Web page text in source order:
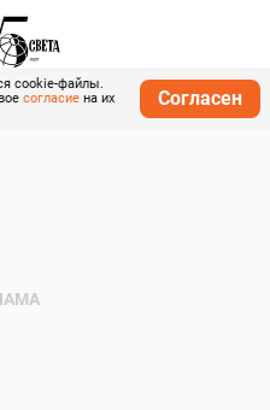
cookie-файлы.
согласие на их
Согласен